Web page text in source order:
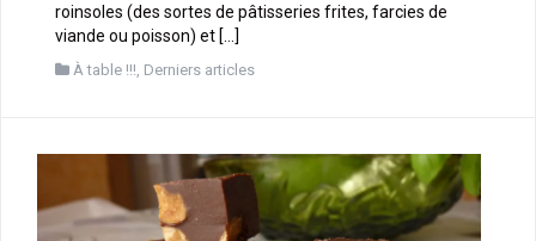
roinsoles (des sortes de pâtisseries frites, farcies de
viande ou poisson) et […]
À table !!! Derniers articles